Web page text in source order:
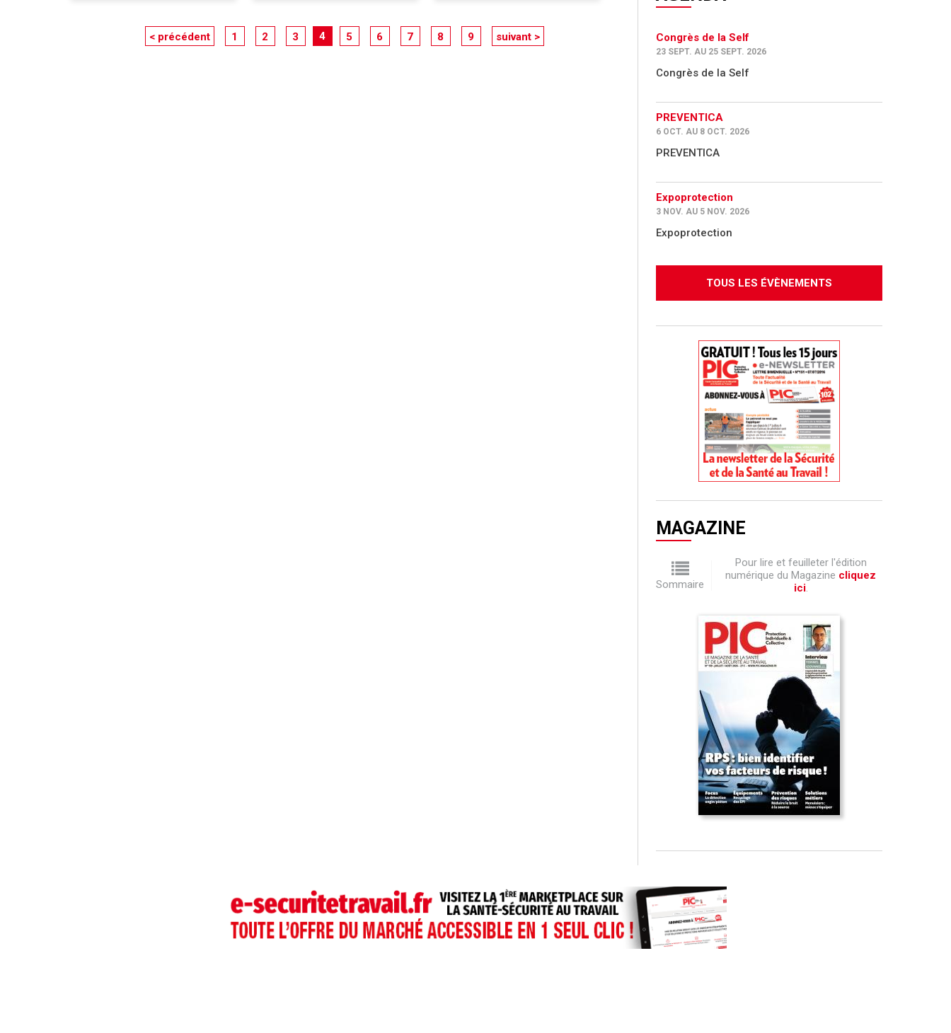
< précédent 1 2 3 4 5 6 7 8 9 suivant > Congrès de la Self
23 SEPT. AU 25 SEPT. 2026
Congrès de la Self
PREVENTICA
6 OCT. AU 8 OCT. 2026
PREVENTICA
Expoprotection
3 NOV. AU 5 NOV. 2026
Expoprotection
TOUS LES ÉVÈNEMENTS
MAGAZINE
Sommaire
Pour lire et feuilleter l'édition
numérique du Magazine cliquez
ici.